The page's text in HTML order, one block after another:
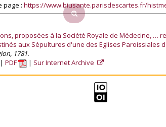
page : https://www.biusante.parisdescartes.fr/
proposées à la Société Royale de Médecine, …
aux Sépultures d'une des Eglises Paroissiales
1781.
PDF Sur Internet Archive